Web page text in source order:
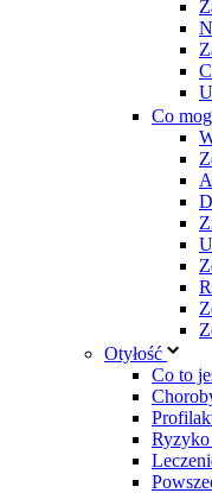
Co
Otyłość
Co to